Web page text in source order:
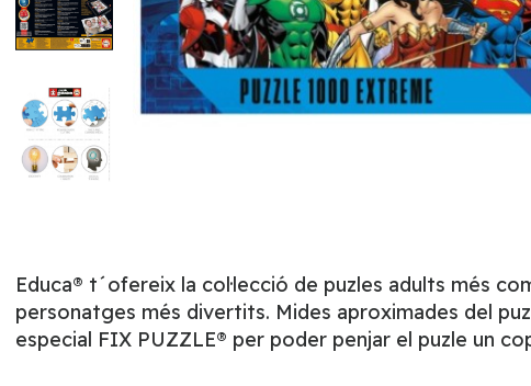
Educa® t´ofereix la col·lecció de puzles adults més
personatges més divertits. Mides aproximades del
especial FIX PUZZLE® per poder penjar el puzle un